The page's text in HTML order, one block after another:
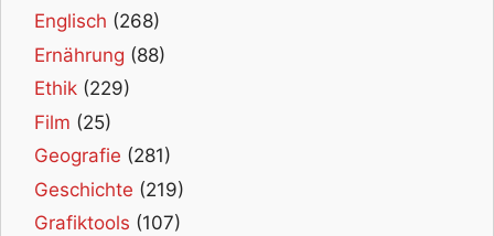
Englisch (268)
Ernährung (88)
Ethik (229)
Film (25)
Geografie (281)
Geschichte (219)
Grafiktools (107)